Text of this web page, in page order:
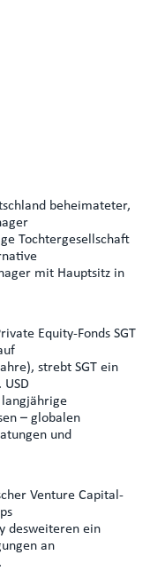
beheimateter,
Tochtergesellschaft
mit Hauptsitz in
Equity-Fonds SGT
strebt SGT ein
– globalen
und
Venture Capital-
desweiteren ein
an